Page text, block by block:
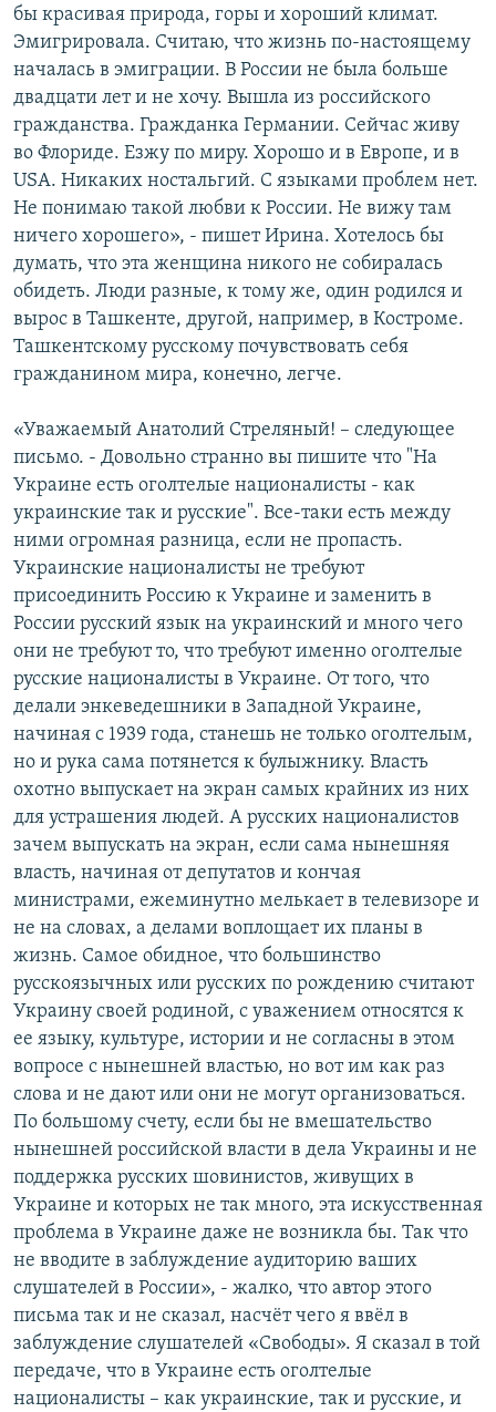
бы красивая природа, горы и хороший климат.
Эмигрировала. Считаю, что жизнь по-настоящему
началась в эмиграции. В России не была больше
двадцати лет и не хочу. Вышла из российского
гражданства. Гражданка Германии. Сейчас живу
во Флориде. Езжу по миру. Хорошо и в Европе, и в
USA. Никаких ностальгий. С языками проблем нет.
Не понимаю такой любви к России. Не вижу там
ничего хорошего», - пишет Ирина. Хотелось бы
думать, что эта женщина никого не собиралась
обидеть. Люди разные, к тому же, один родился и
вырос в Ташкенте, другой, например, в Костроме.
Ташкентскому русскому почувствовать себя
гражданином мира, конечно, легче.
«Уважаемый Анатолий Стреляный! – следующее
письмо. - Довольно странно вы пишите что "На
Украине есть оголтелые националисты - как
украинские так и русские". Все-таки есть между
ними огромная разница, если не пропасть.
Украинские националисты не требуют
присоединить Россию к Украине и заменить в
России русский язык на украинский и много чего
они не требуют то, что требуют именно оголтелые
русские националисты в Украине. От того, что
делали энкеведешники в Западной Украине,
начиная с 1939 года, станешь не только оголтелым,
но и рука сама потянется к булыжнику. Власть
охотно выпускает на экран самых крайних из них
для устрашения людей. А русских националистов
зачем выпускать на экран, если сама нынешняя
власть, начиная от депутатов и кончая
министрами, ежеминутно мелькает в телевизоре и
не на словах, а делами воплощает их планы в
жизнь. Самое обидное, что большинство
русскоязычных или русских по рождению считают
Украину своей родиной, с уважением относятся к
ее языку, культуре, истории и не согласны в этом
вопросе с нынешней властью, но вот им как раз
слова и не дают или они не могут организоваться.
По большому счету, если бы не вмешательство
нынешней российской власти в дела Украины и не
поддержка русских шовинистов, живущих в
Украине и которых не так много, эта искусственная
проблема в Украине даже не возникла бы. Так что
не вводите в заблуждение аудиторию ваших
слушателей в России», - жалко, что автор этого
письма так и не сказал, насчёт чего я ввёл в
заблуждение слушателей «Свободы». Я сказал в той
передаче, что в Украине есть оголтелые
националисты – как украинские, так и русские, и